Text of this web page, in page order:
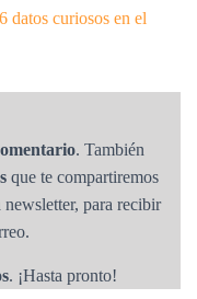
6 datos curiosos en el
. También
que te compartiremos
para recibir
. ¡Hasta pronto!